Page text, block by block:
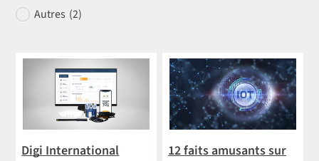
Autres (2)
Digi International
12 faits amusants sur